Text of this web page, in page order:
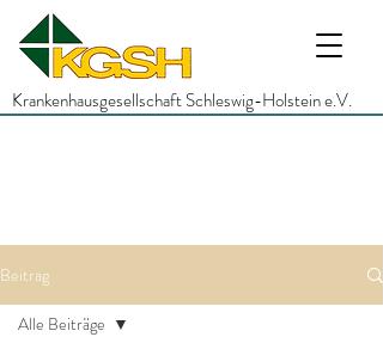
Krankenhausgesellschaft Schleswig-Holstein e.V.
Beitrag
Alle Beiträge